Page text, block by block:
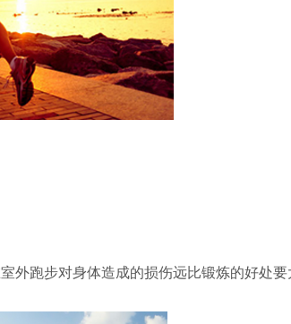
外跑步对身体造成的损伤远比锻炼的好处要